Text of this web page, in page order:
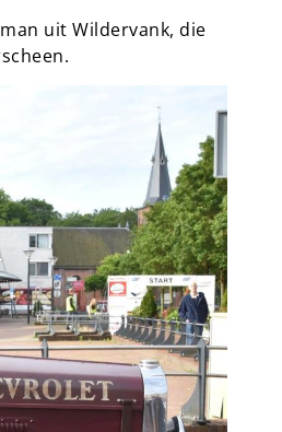
uit Wildervank, die